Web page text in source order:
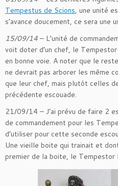
Tempestus de Scions, une unité
s’avance doucement, ce sera une
15/09/14 – L’unité de
voit doter d’un chef, le
en bonne voie. A noter que le
ne devrait pas arborer les même
que leur chef, mais plutôt celles
précédente escouade.
21/09/14 – J’ai prévu de faire 2
de commandement pour les
d’utiliser pour cette seconde
Une vieille boite qui trainait et
premier de la boite, le Tempestor